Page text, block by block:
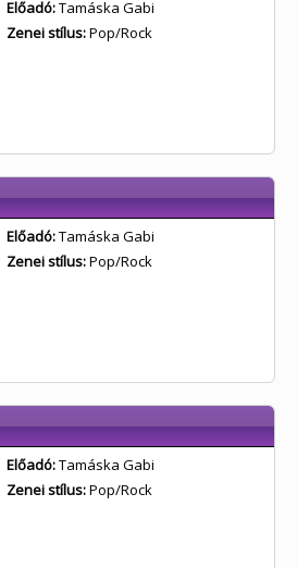
Előadó:Tamáska Gabi
Zenei stílus:Pop/Rock
Előadó:Tamáska Gabi
Zenei stílus:Pop/Rock
Előadó:Tamáska Gabi
Zenei stílus:Pop/Rock